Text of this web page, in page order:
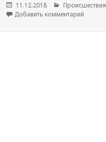
Опубликовано
11.12.2018 Рубрики
Происшествия
Добавить комментарий